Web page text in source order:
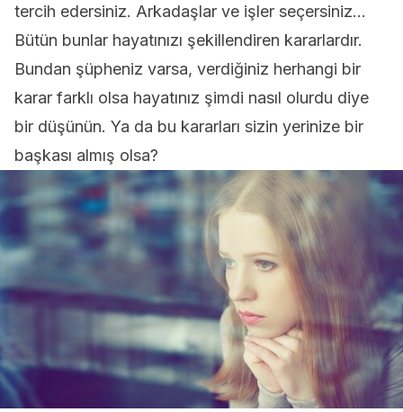
tercih edersiniz. Arkadaşlar ve işler seçersiniz…
Bütün bunlar hayatınızı şekillendiren kararlardır.
Bundan şüpheniz varsa, verdiğiniz herhangi bir
karar farklı olsa hayatınız şimdi nasıl olurdu diye
bir düşünün. Ya da bu kararları sizin yerinize bir
başkası almış olsa?